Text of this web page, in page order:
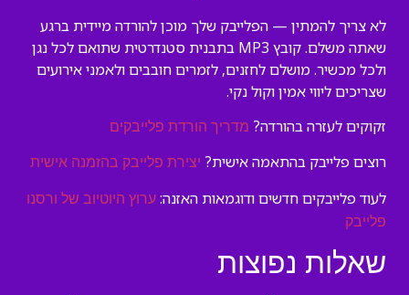
לא צריך להמתין — הפלייבק שלך מוכן להורדה מיידית ברגע
שאתה משלם. קובץ MP3 בתבנית סטנדרטית שתואם לכל נגן
ולכל מכשיר. מושלם לחזנים, לזמרים חובבים ולאמני אירועים
שצריכים ליווי אמין וקול נקי.
זקוקים לעזרה בהורדה? מדריך הורדת פלייבקים
רוצים פלייבק בהתאמה אישית? יצירת פלייבק בהזמנה אישית
לעוד פלייבקים חדשים ודוגמאות האזנה: ערוץ היוטיוב של ורסנו
פלייבק
שאלות נפוצות